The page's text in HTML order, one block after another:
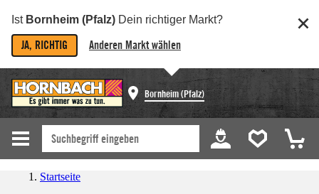
Ist Bornheim (Pfalz) Dein richtiger Markt?
JA, RICHTIG Anderen Markt wählen
Bornheim (Pfalz)
Startseite